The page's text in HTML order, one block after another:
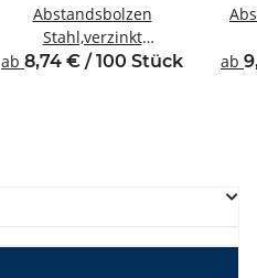
Abstandsbolzen
Stahl,verzinkt
Innen/Innengewinde M3
ab 8,74 € / 100 Stück ab